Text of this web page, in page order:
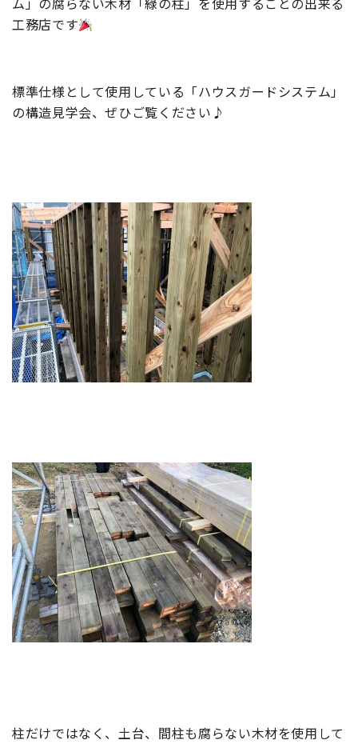
工務店です
標準仕様として使用している「ハウスガードシステム」
の構造見学会、ぜひご覧ください♪
柱だけではなく、土台、間柱も腐らない木材を使用して